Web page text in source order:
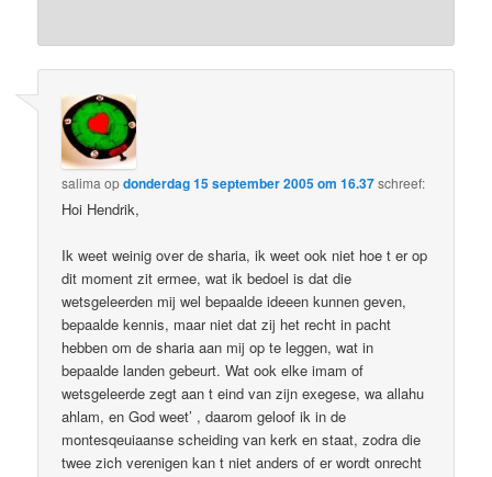
salima opdonderdag 15 september 2005 om 16.37schreef:
Hoi Hendrik,
Ik weet weinig over de sharia, ik weet ook niet hoe t er op
dit moment zit ermee, wat ik bedoel is dat die
wetsgeleerden mij wel bepaalde ideeen kunnen geven,
bepaalde kennis, maar niet dat zij het recht in pacht
hebben om de sharia aan mij op te leggen, wat in
bepaalde landen gebeurt. Wat ook elke imam of
wetsgeleerde zegt aan t eind van zijn exegese, wa allahu
ahlam, en God weet’ , daarom geloof ik in de
montesqeuiaanse scheiding van kerk en staat, zodra die
twee zich verenigen kan t niet anders of er wordt onrecht